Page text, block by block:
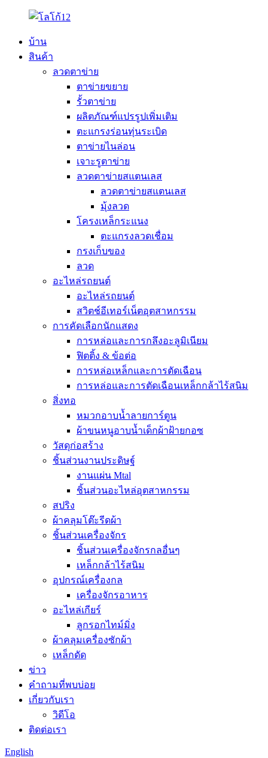
บ้าน
สินค้า
ลวดตาข่าย
ตาข่ายขยาย
รั้วตาข่าย
ผลิตภัณฑ์แปรรูปเพิ่มเติม
ตะแกรงร่อนทุ่นระเบิด
ตาข่ายไนล่อน
เจาะรูตาข่าย
ลวดตาข่ายสแตนเลส
ลวดตาข่ายสแตนเลส
มุ้งลวด
โครงเหล็กระแนง
ตะแกรงลวดเชื่อม
กรงเก็บของ
ลวด
อะไหล่รถยนต์
อะไหล่รถยนต์
สวิตช์อีเทอร์เน็ตอุตสาหกรรม
การคัดเลือกนักแสดง
การหล่อและการกลึงอะลูมิเนียม
ฟิตติ้ง & ข้อต่อ
การหล่อเหล็กและการตัดเฉือน
การหล่อและการตัดเฉือนเหล็กกล้าไร้สนิม
สิ่งทอ
หมวกอาบน้ำลายการ์ตูน
ผ้าขนหนูอาบน้ำเด็กผ้าฝ้ายกอซ
วัสดุก่อสร้าง
ชิ้นส่วนงานประดิษฐ์
งานแผ่น Mtal
ชิ้นส่วนอะไหล่อุตสาหกรรม
สปริง
ผ้าคลุมโต๊ะรีดผ้า
ชิ้นส่วนเครื่องจักร
ชิ้นส่วนเครื่องจักรกลอื่นๆ
เหล็กกล้าไร้สนิม
อุปกรณ์เครื่องกล
เครื่องจักรอาหาร
อะไหล่เกียร์
ลูกรอกไทม์มิ่ง
ผ้าคลุมเครื่องซักผ้า
เหล็กดัด
ข่าว
คำถามที่พบบ่อย
เกี่ยวกับเรา
วิดีโอ
ติดต่อเรา
English